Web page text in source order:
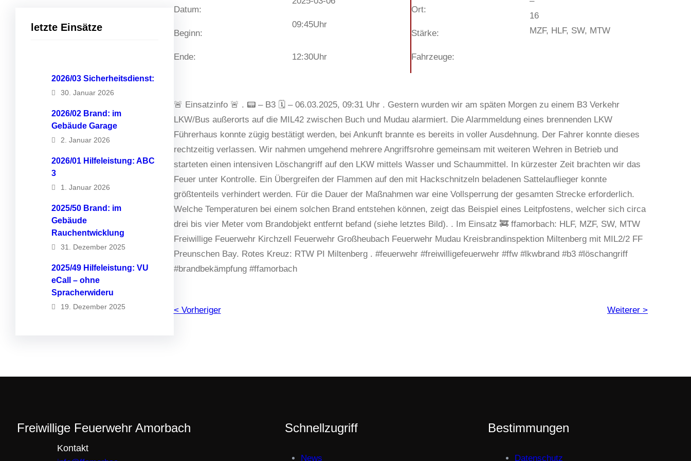
letzte Einsätze
2026/03 Sicherheitsdienst:
30. Januar 2026
2026/02 Brand: im
Gebäude Garage
2. Januar 2026
2026/01 Hilfeleistung: ABC
3
1. Januar 2026
2025/50 Brand: im
Gebäude
Rauchentwicklung
31. Dezember 2025
2025/49 Hilfeleistung: VU
eCall – ohne
Spracherwideru
19. Dezember 2025
Datum:
Beginn:
Ende:
09:45Uhr
12:30Uhr
Ort:
Stärke:
Fahrzeuge:
16
MZF, HLF, SW, MTW
🚨 Einsatzinfo 🚨 . 📟 – B3 🗓 – 06.03.2025, 09:31 Uhr . Gestern wurden wir am späten Morgen zu einem B3 Verkehr
LKW/Bus außerorts auf die MIL42 zwischen Buch und Mudau alarmiert. Die Alarmmeldung eines brennenden LKW
Führerhaus konnte zügig bestätigt werden, bei Ankunft brannte es bereits in voller Ausdehnung. Der Fahrer konnte dieses
rechtzeitig verlassen. Wir nahmen umgehend mehrere Angriffsrohre gemeinsam mit weiteren Wehren in Betrieb und
starteten einen intensiven Löschangriff auf den LKW mittels Wasser und Schaummittel. In kürzester Zeit brachten wir das
Feuer unter Kontrolle. Ein Übergreifen der Flammen auf den mit Hackschnitzeln beladenen Sattelauflieger konnte
größtenteils verhindert werden. Für die Dauer der Maßnahmen war eine Vollsperrung der gesamten Strecke erforderlich.
Welche Temperaturen bei einem solchen Brand entstehen können, zeigt das Beispiel eines Leitpfostens, welcher sich circa
drei bis vier Meter vom Brandobjekt entfernt befand (siehe letztes Bild). . Im Einsatz 🚒 ffamorbach: HLF, MZF, SW, MTW
Freiwillige Feuerwehr Kirchzell Feuerwehr Großheubach Feuerwehr Mudau Kreisbrandinspektion Miltenberg mit MIL2/2 FF
Preunschen Bay. Rotes Kreuz: RTW PI Miltenberg . #feuerwehr #freiwilligefeuerwehr #ffw #lkwbrand #b3 #löschangriff
#brandbekämpfung #ffamorbach
< Vorheriger Weiterer >
Freiwillige Feuerwehr Amorbach
Kontakt
Schnellzugriff
News
Bestimmungen
Datenschutz